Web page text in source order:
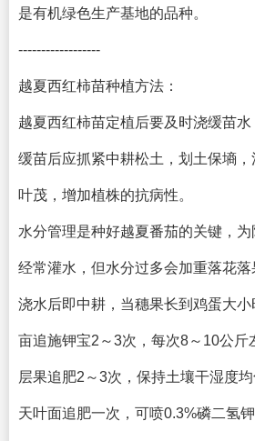
是有机绿色生产基地的品种。
------------------
越夏西红柿苗种植方法：
越夏西红柿苗定植后要及时浇缓苗水
缓苗后应抓紧中耕松土，划土保墒
叶茂，增加植株的抗病性。
水分管理是种好越夏番茄的关键，
经常灌水，但水分过多会加重落花落
浇水后即中耕，当穗果长到鸡蛋大
亩追施钾宝2～3次，每次8～10公斤
层果追肥2～3次，保持土壤干湿度
天叶面追肥一次，可喷0.3%磷二氢